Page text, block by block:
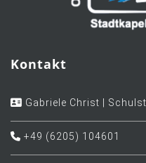
Kontakt
Gabriele Christ |
+49 (6205) 104601